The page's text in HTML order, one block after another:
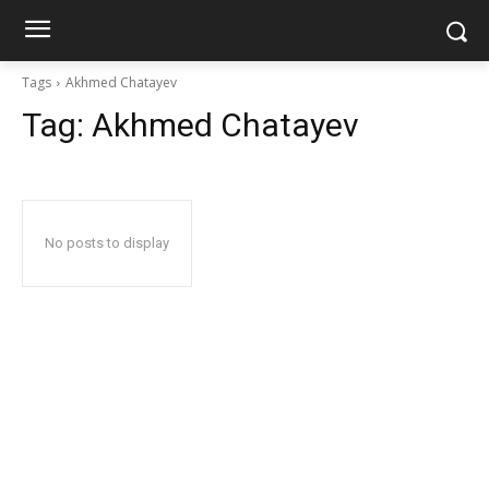
Tags Akhmed Chatayev
Tag: Akhmed Chatayev
No posts to display